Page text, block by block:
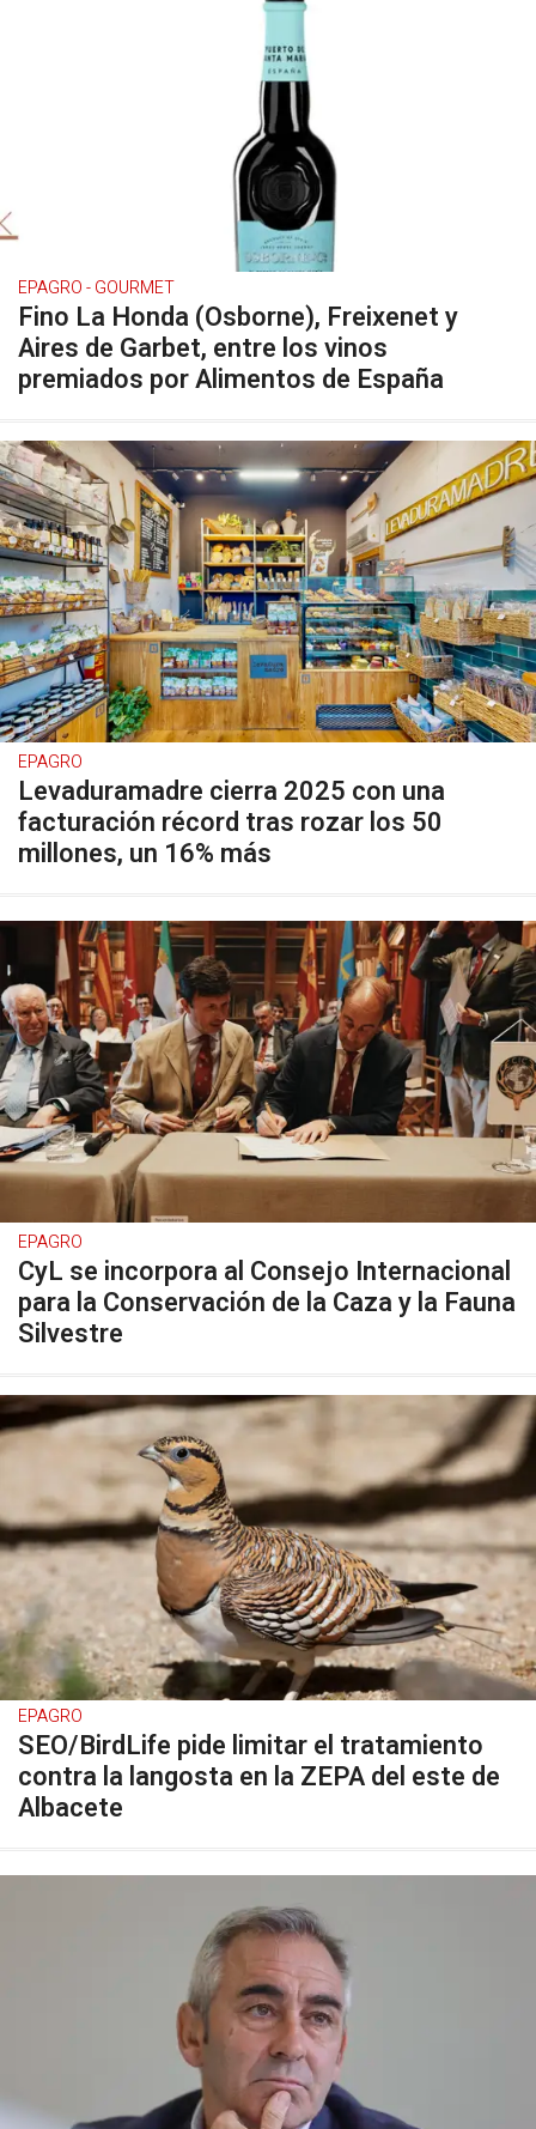
EPAGRO - GOURMET
Fino La Honda (Osborne), Freixenet y
Aires de Garbet, entre los vinos
premiados por Alimentos de España
EPAGRO
Levaduramadre cierra 2025 con una
facturación récord tras rozar los 50
millones, un 16% más
EPAGRO
CyL se incorpora al Consejo Internacional
para la Conservación de la Caza y la Fauna
Silvestre
EPAGRO
SEO/BirdLife pide limitar el tratamiento
contra la langosta en la ZEPA del este de
Albacete